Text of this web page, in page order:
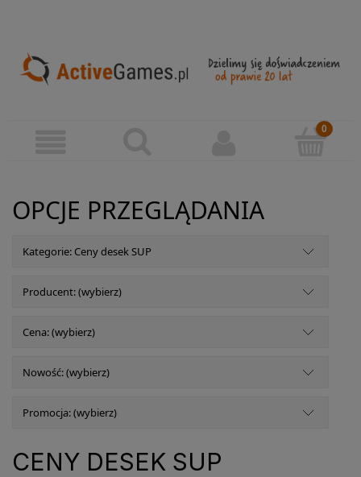
OPCJE PRZEGLĄDANIA
Kategorie: Ceny desek SUP
Producent: (wybierz)
Cena: (wybierz)
Nowość: (wybierz)
Promocja: (wybierz)
CENY DESEK SUP